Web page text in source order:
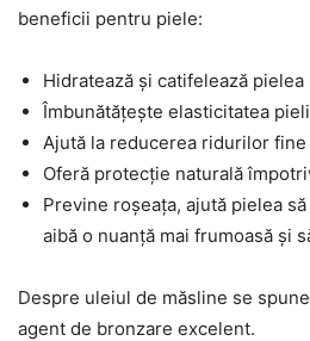
beneficii pentru piele:
Hidratează și catifelează pielea
Îmbunătățește elasticitatea
Ajută la reducerea ridurilor fine
Oferă protecție naturală
Previne roșeața, ajută pielea
aibă o nuanță mai frumoasă și
Despre uleiul de măsline se
agent de bronzare excelent.